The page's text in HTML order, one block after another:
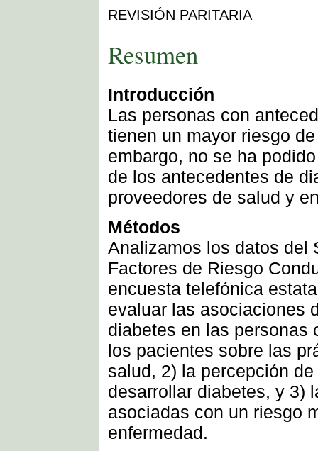
REVISIÓN PARITARIA
Resumen
Introducción
Las personas con
tienen un mayor riesgo
embargo, no se ha
de los antecedentes de
proveedores de salud y
Métodos
Analizamos los datos del
Factores de Riesgo
encuesta telefónica
evaluar las asociaciones
diabetes en las personas
los pacientes sobre las
salud, 2) la percepción
desarrollar diabetes, y 3)
asociadas con un riesgo
enfermedad.